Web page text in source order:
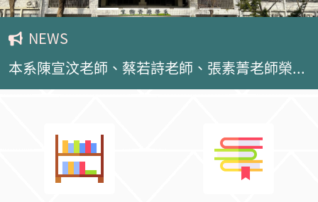
NEWS
本系陳宣汶老師、蔡若詩老師、張素菁老師榮獲執行高等教育深耕計畫優秀獎